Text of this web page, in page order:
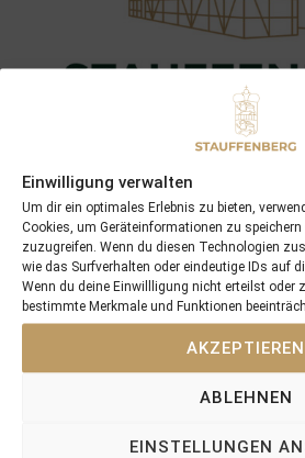
Einwilligung verwalten
Um dir ein optimales Erlebnis zu bieten,
Cookies, um Geräteinformationen zu
zuzugreifen. Wenn du diesen Technologien
wie das Surfverhalten oder eindeutige IDs auf
Wenn du deine Einwillligung nicht erteilst oder
bestimmte Merkmale und Funktionen
AKZEPTIEREN
ABLEHNEN
EINSTELLUNGEN